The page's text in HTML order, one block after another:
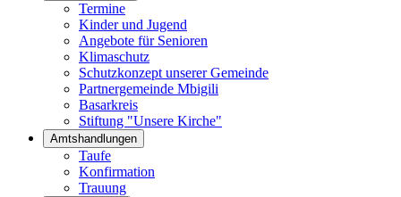
Termine
Kinder und Jugend
Angebote für Senioren
Klimaschutz
Schutzkonzept unserer Gemeinde
Partnergemeinde Mbigili
Basarkreis
Stiftung "Unsere Kirche"
Amtshandlungen
Taufe
Konfirmation
Trauung